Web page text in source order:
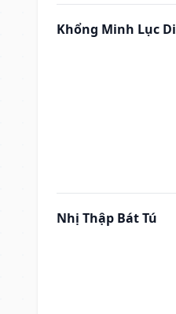
Khổng Minh Lục
Nhị Thập Bát Tú